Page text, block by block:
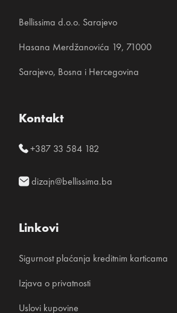
Bellissima d.o.o. Sarajevo
Hasana Merdžanovića 19, 71000
Sarajevo, Bosna i Hercegovina
Kontakt
+387 33 584 182
dizajn@bellissima.ba
Linkovi
Sigurnost plaćanja kreditnim karticama
Izjava o privatnosti
Uslovi kupovine